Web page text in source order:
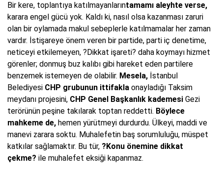
Bir kere, toplantıya katılmayanlarıntamamı aleyhte verse,
karara engel gücü yok. Kaldı ki, nasıl olsa kazanması zaruri
olan bir oylamada makul sebeplerle katılmamalar her zaman
vardır. İstişareye önem veren bir partide, parti iç denetime,
neticeyi etkilemeyen, ?Dikkat işareti? daha koymayı hizmet
görenler; donmuş buz kalıbı gibi hareket eden partilere
benzemek istemeyen de olabilir. Mesela, İstanbul
Belediyesi CHP grubunun ittifakla onayladığı Taksim
meydanı projesini, CHP Genel Başkanlık kademesi Gezi
terörünün peşine takılarak toptan reddetti. Böylece
mahkeme de, hemen yürütmeyi durdurdu. Ülkeyi, maddi ve
manevi zarara soktu. Muhalefetin baş sorumluluğu, müspet
katkılar sağlamaktır. Bu tür, ?Konu önemine dikkat
çekme? ile muhalefet eksiği kapanmaz.